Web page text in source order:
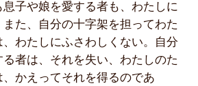
子や娘を愛する者も、わたしに
た、自分の十字架を担ってわた
、わたしにふさわしくない。自分
者は、それを失い、わたしのた
かえってそれを得るのであ